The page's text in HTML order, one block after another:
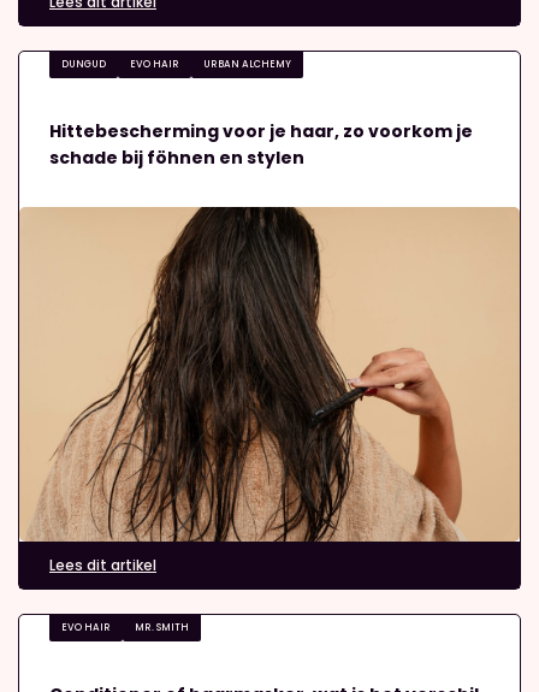
DUNGUD EVO HAIR URBAN ALCHEMY
Hittebescherming voor je haar, zo voorkom je
schade bij föhnen en stylen
Lees dit artikel
EVO HAIR MR. SMITH